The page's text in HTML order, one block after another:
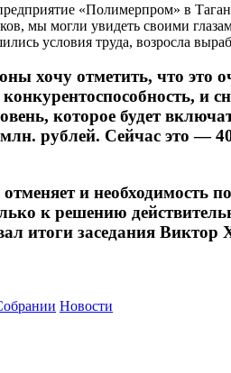
«Полимерпром» в
мы могли увидеть своими
условия труда, возросла
хочу отметить, что это
конкурентоспособность,
которое будет
млн. рублей. Сейчас это —
и необходимость
к решению
итоги заседания Виктор
Новости